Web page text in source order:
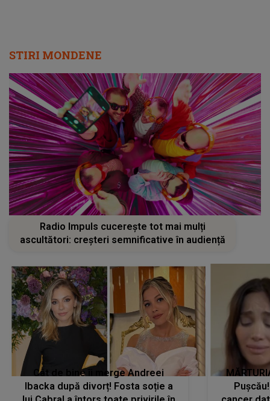
STIRI MONDENE
Radio Impuls cucerește tot mai mulți
ascultători: creșteri semnificative în audiență
Cât de bine îi merge Andreei
Ibacka după divorț! Fosta soție a